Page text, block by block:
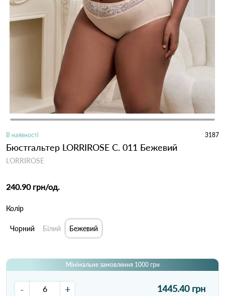
В наявності 3187
Бюстгальтер LORRIROSE C. 011 Бежевий
LORRIROSE
240.90 грн/од.
Колір
Чорний Білий Бежевий
Мінімальне замовлення 1000 грн
- + 1445.40 грн